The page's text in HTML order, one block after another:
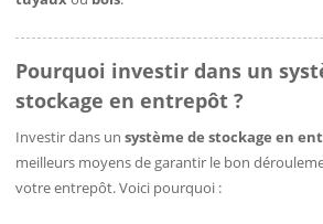
Pourquoi investir dans un
stockage en entrepôt ?
Investir dans unsystème de stockage en
meilleurs moyens de garantir le bon
votre entrepôt. Voici pourquoi :